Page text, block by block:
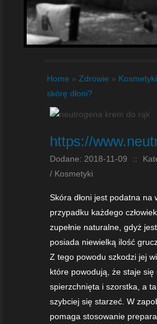
Home » Zdrowie » Kosmetyki
skórę dłoni?
https://
Dodane: 2018-11-09 ::
/ Kosmetyki
Skóra dłoni jest podatna na
przypadku każdego
zupełnie naturalne, gdyż
posiada niewielką ilość
Z tego powodu szkodzi jej
które powodują, że staje się
spierzchnięta i szorstka, a
szybciej się starzeć. W
pomaga stosowanie